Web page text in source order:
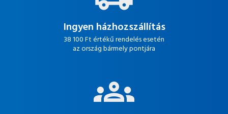
Ingyen házhozszállítás
38 100 Ft értékű rendelés esetén
az ország bármely pontjára